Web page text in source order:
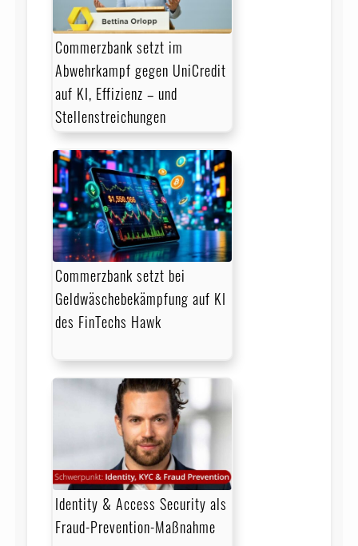
Commerzbank setzt im
Abwehrkampf gegen UniCredit
auf KI, Effizienz – und
Stellenstreichungen
Commerzbank setzt bei
Geldwäschebekämpfung auf KI
des FinTechs Hawk
Identity & Access Security als
Fraud-Prevention-Maßnahme